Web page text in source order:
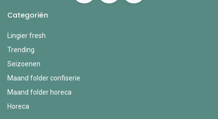
Categoriën
Lingier fresh
Trending
Seizoenen
Maand folder confiserie
Maand folder horeca
Horeca